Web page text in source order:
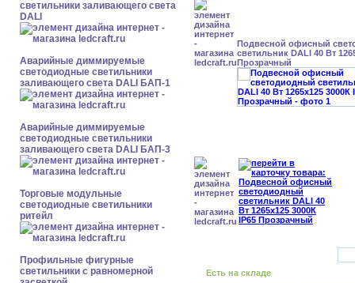
светильники заливающего света
DALI
Аварийные диммируемые
светодиодные светильники
заливающего света DALI БАП-1
Аварийные диммируемые
светодиодные светильники
заливающего света DALI БАП-3
Торговые модульные
светодиодные светильники
ритейл
Профильные фигурные
светильники с равномерной
Подвесной офисный
светильник DALI 40 Вт
Прозрачный
Есть на складе